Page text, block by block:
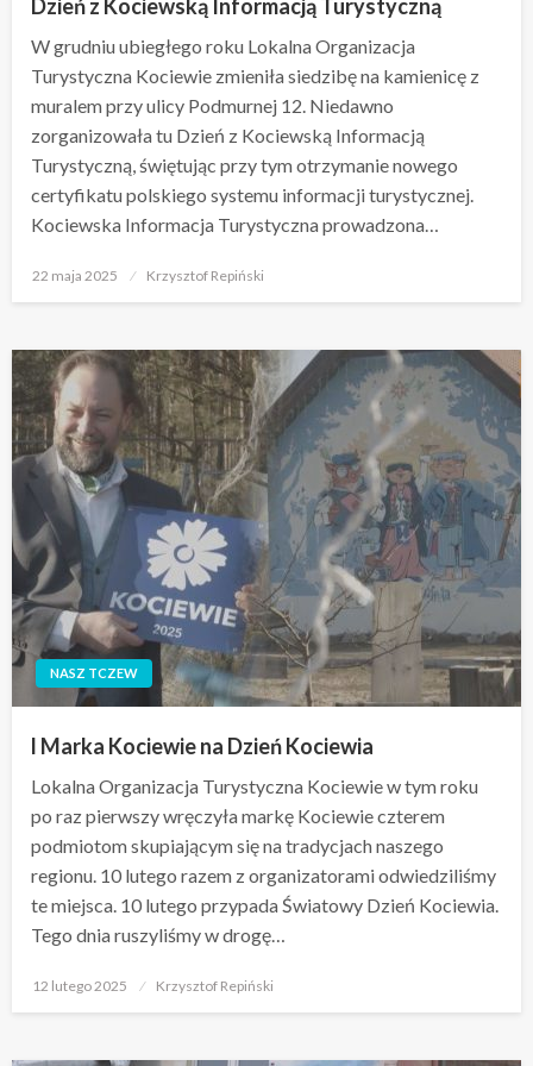
Dzień z Kociewską Informacją Turystyczną
W grudniu ubiegłego roku Lokalna Organizacja
Turystyczna Kociewie zmieniła siedzibę na kamienicę z
muralem przy ulicy Podmurnej 12. Niedawno
zorganizowała tu Dzień z Kociewską Informacją
Turystyczną, świętując przy tym otrzymanie nowego
certyfikatu polskiego systemu informacji turystycznej.
Kociewska Informacja Turystyczna prowadzona…
Opublikowane
22 maja 2025 Krzysztof Repiński
NASZ TCZEW
l Marka Kociewie na Dzień Kociewia
Lokalna Organizacja Turystyczna Kociewie w tym roku
po raz pierwszy wręczyła markę Kociewie czterem
podmiotom skupiającym się na tradycjach naszego
regionu. 10 lutego razem z organizatorami odwiedziliśmy
te miejsca. 10 lutego przypada Światowy Dzień Kociewia.
Tego dnia ruszyliśmy w drogę…
Opublikowane
12 lutego 2025 Krzysztof Repiński